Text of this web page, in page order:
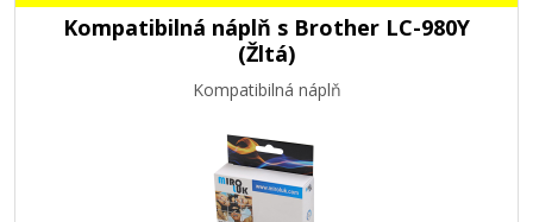
Kompatibilná náplň s Brother LC-980Y
(Žltá)
Kompatibilná náplň